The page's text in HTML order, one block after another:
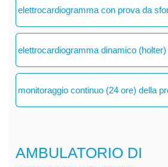
elettrocardiogramma con prova da
elettrocardiogramma dinamico (holter)
monitoraggio continuo (24 ore) della
AMBULATORIO DI